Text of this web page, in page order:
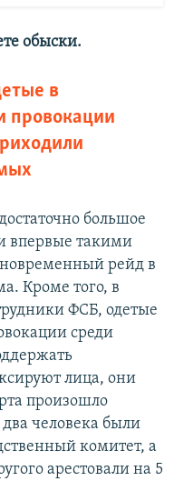
обыски.
в
провокации
большое
впервые такими
рейд в
Кроме того, в
ФСБ, одетые
среди
лица, они
произошло
два человека были
комитет, а
арестовали на 5